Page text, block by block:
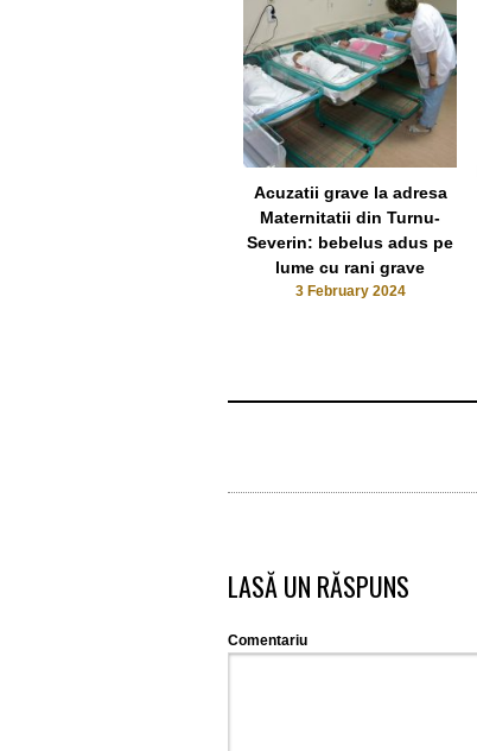
Acuzatii grave la adresa
Maternitatii din Turnu-
Severin: bebelus adus pe
lume cu rani grave
3 February 2024
LASĂ UN RĂSPUNS
Comentariu